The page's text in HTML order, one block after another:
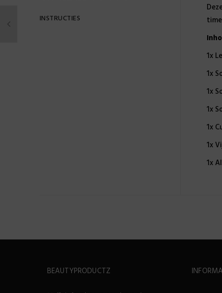
INSTRUCTIES
1x
1x
1x
1x
1x
1x
1x
BEAUTYPRODUCTZ